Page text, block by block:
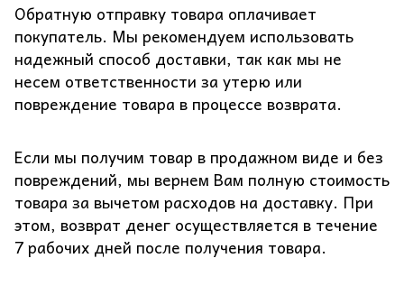
Обратную отправку товара оплачивает
покупатель. Мы рекомендуем использовать
надежный способ доставки, так как мы не
несем ответственности за утерю или
повреждение товара в процессе возврата.
Если мы получим товар в продажном виде и без
повреждений, мы вернем Вам полную стоимость
товара за вычетом расходов на доставку. При
этом, возврат денег осуществляется в течение
7 рабочих дней после получения товара.